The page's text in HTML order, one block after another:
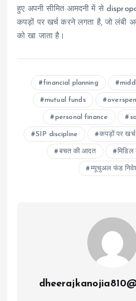
हुए अपनी सीमित आमदनी में से
कपड़ों पर खर्च करने लगता है, जो लंबी
को खा जाता है।
financial planning
mutual funds
personal finance
SIP discipline कपड़ों पर खर्च
बचत की आदत
म्यूचुअल फंड